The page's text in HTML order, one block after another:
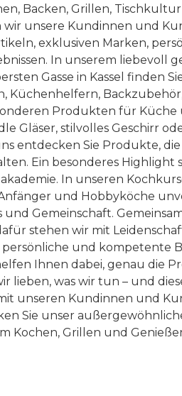
Backen, Grillen,
wir unsere Kundinnen und
exklusiven Marken,
In unserem liebevoll
Gasse in Kassel finden
Küchenhelfern,
Produkten für Küche
Gläser, stilvolles Geschirr
entdecken Sie Produkte,
Ein besonderes Highlight
In unseren
und Hobbyköche
und Gemeinschaft.
stehen wir mit
persönliche und kompetente
Ihnen dabei, genau die
lieben, was wir tun – und
unseren Kundinnen und
Sie unser
Kochen, Grillen und